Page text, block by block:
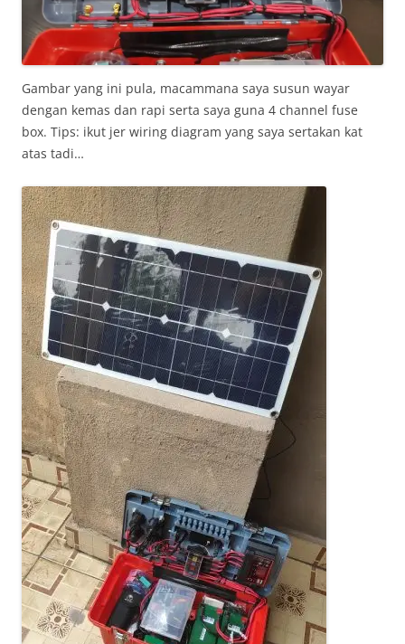
Gambar yang ini pula, macammana saya susun wayar
dengan kemas dan rapi serta saya guna 4 channel fuse
box. Tips: ikut jer wiring diagram yang saya sertakan kat
atas tadi…